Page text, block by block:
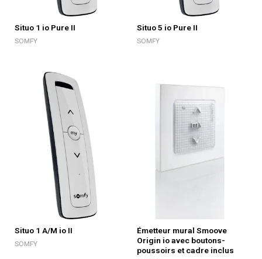
Situo 1 io Pure II
SOMFY
Situo 5 io Pure II
SOMFY
Situo 1 A/M io II
SOMFY
Émetteur mural Smoove
Origin io avec boutons-
poussoirs et cadre inclus